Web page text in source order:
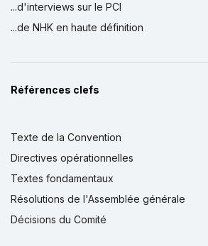
...d'interviews sur le PCI
...de NHK en haute définition
Références clefs
Texte de la Convention
Directives opérationnelles
Textes fondamentaux
Résolutions de l'Assemblée générale
Décisions du Comité